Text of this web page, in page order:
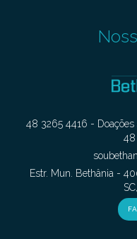
48 3265 4416 -
48
Estr. Mun. Bethânia -